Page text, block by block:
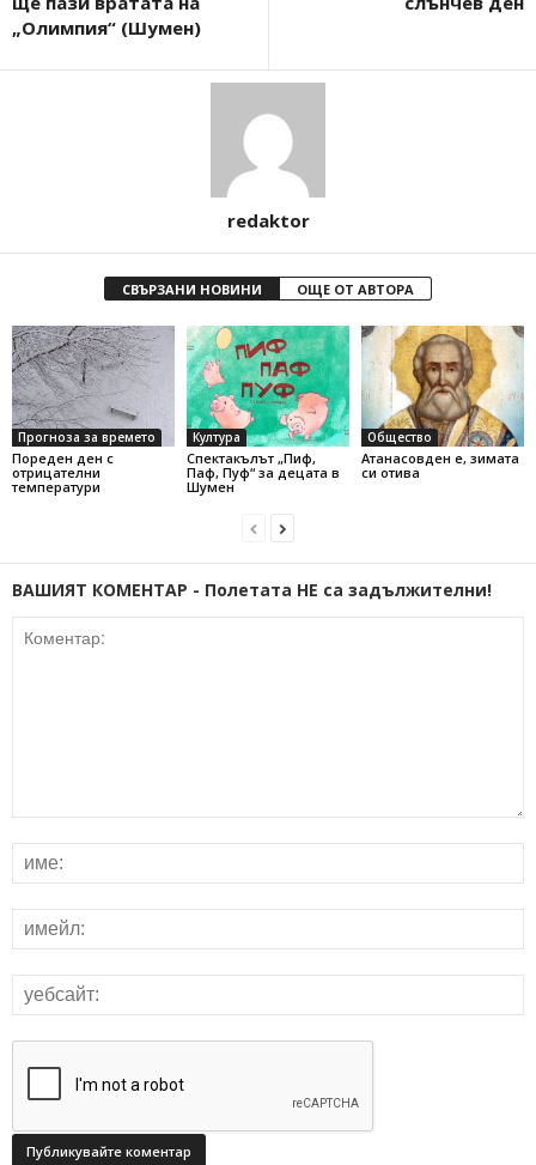
„Олимпия“ (Шумен)
redaktor
СВЪРЗАНИ НОВИНИ ОЩЕ ОТ АВТОРА
Прогноза за времето
Пореден ден с
отрицателни
температури
Култура
Спектакълът „Пиф,
Паф, Пуф“ за децата в
Шумен
Общество
Атанасовден е, зимата
си отива
ВАШИЯТ КОМЕНТАР - Полетата НЕ са задължителни!